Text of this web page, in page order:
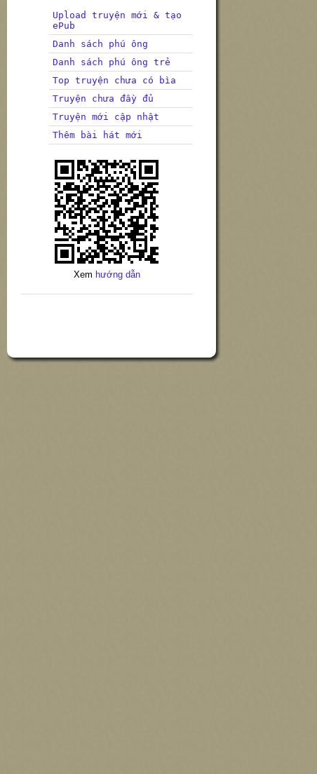
Upload truyện mới & tạo
ePub
Danh sách phú ông
Danh sách phú ông trẻ
Top truyện chưa có bìa
Truyện chưa đầy đủ
Truyện mới cập nhật
Thêm bài hát mới
Xem hướng dẫn